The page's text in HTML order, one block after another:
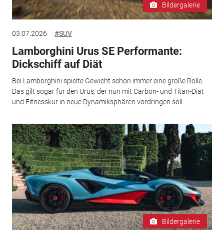
Bildergalerie
03.07.2026 #SUV
Lamborghini Urus SE Performante:
Dickschiff auf Diät
Bei Lamborghini spielte Gewicht schon immer eine große Rolle.
Das gilt sogar für den Urus, der nun mit Carbon- und Titan-Diät
und Fitnesskur in neue Dynamiksphären vordringen soll.
Bildergalerie